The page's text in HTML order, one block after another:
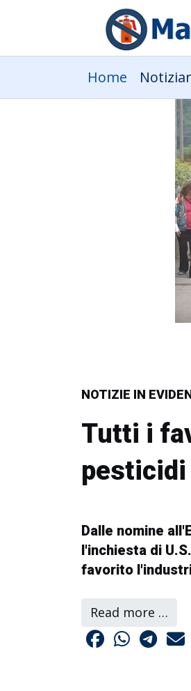
Home
NOTIZIE IN
Tutti i
pesticidi
Dalle nomine
l'inchiesta di
favorito
Read more …